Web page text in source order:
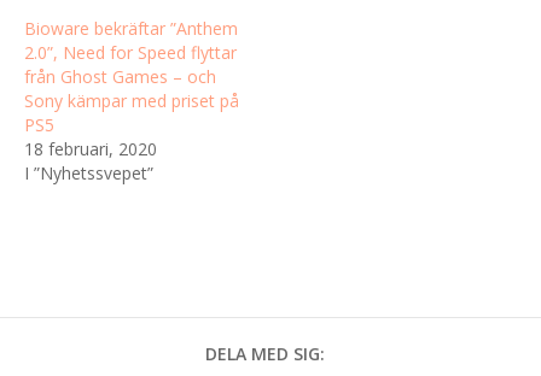
Bioware bekräftar ”Anthem
2.0”, Need for Speed flyttar
från Ghost Games – och
Sony kämpar med priset på
PS5
18 februari, 2020
I ”Nyhetssvepet”
DELA MED SIG: